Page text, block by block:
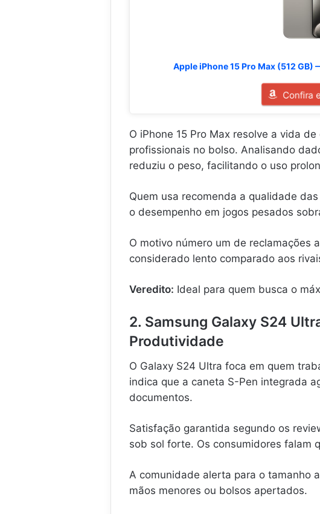
0
.
Apple iPhone 15 Pro Max (512
Confira
O iPhone 15 Pro Max resolve a vida
profissionais no bolso. Analisando
reduziu o peso, facilitando o uso
Quem usa recomenda a qualidade
o desempenho em jogos pesados
O motivo número um de reclamações
considerado lento comparado aos
Veredito: Ideal para quem busca o
2. Samsung Galaxy S24
Produtividade
O Galaxy S24 Ultra foca em quem
indica que a caneta S-Pen integrada
documentos.
Satisfação garantida segundo os
sob sol forte. Os consumidores falam
A comunidade alerta para o tamanho
mãos menores ou bolsos apertados.